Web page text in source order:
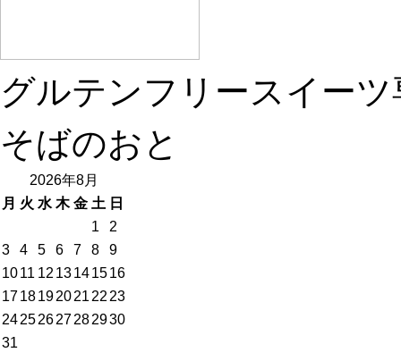
グルテンフリースイーツ
そばのおと
2026年8月
月 火 水 木 金 土 日
1
2
3
4 5 6 7 8
9
1011 12 13141516
1718192021 22 23
24252627282930
31